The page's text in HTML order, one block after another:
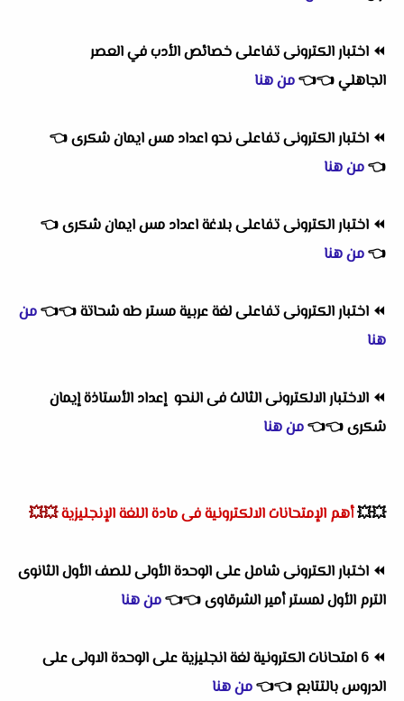
⏪ اختبار الكترونى تفاعلى خصائص الأدب في العصر
الجاهلي👈
👈من هنا
⏪ اختبار الكترونى تفاعلى نحو اعداد مس ايمان شكرى👈
👈من هنا
⏪ اختبار الكترونى تفاعلى بلاغة اعداد مس ايمان شكرى👈
👈من هنا
⏪ اختبار الكترونى تفاعلى لغة عربية مستر طه شحاتة👈
👈من
هنا
⏪ الاختبار الالكترونى الثالث فى النحو إعداد الأستاذة إيمان
شكرى👈
👈من هنا
💥💥أهم الإمتحانات الالكترونية فى مادة اللغة الإنجليزية💥💥
⏪ اختبار الكترونى شامل على الوحدة الأولى للصف الأول الثانوى
الترم الأول لمستر أمير الشرقاوى👈
👈من هنا
⏪
6 امتحانات الكترونية لغة انجليزية على الوحدة الاولى على
الدروس بالتتابع 👈
👈من هنا